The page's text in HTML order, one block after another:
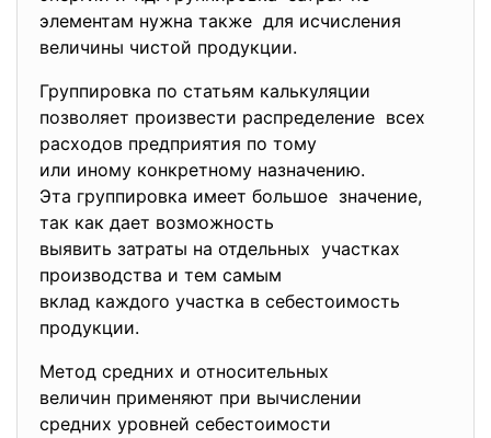
элементам нужна также для исчисления
величины чистой продукции.
Группировка по статьям калькуляции
позволяет произвести распределение всех
расходов предприятия по тому
или иному конкретному назначению.
Эта группировка имеет большое значение,
так как дает возможность
выявить затраты на отдельных участках
производства и тем самым
вклад каждого участка в себестоимость
продукции.
Метод средних и относительных
величин применяют при вычислении
средних уровней себестоимости